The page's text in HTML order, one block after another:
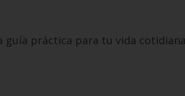
práctica para tu vida